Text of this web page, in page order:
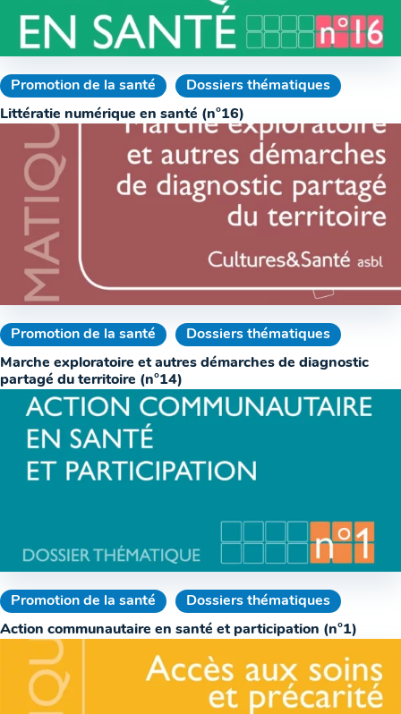
Promotion de la santé
Dossiers thématiques
Littératie numérique en santé (n°16)
Promotion de la santé
Dossiers thématiques
Marche exploratoire et autres démarches de diagnostic
partagé du territoire (n°14)
Promotion de la santé
Dossiers thématiques
Action communautaire en santé et participation (n°1)